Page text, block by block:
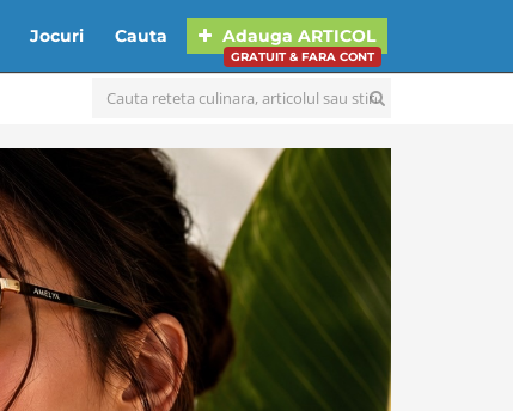
Jocuri Cauta Adauga ARTICOL
GRATUIT & FARA CONT